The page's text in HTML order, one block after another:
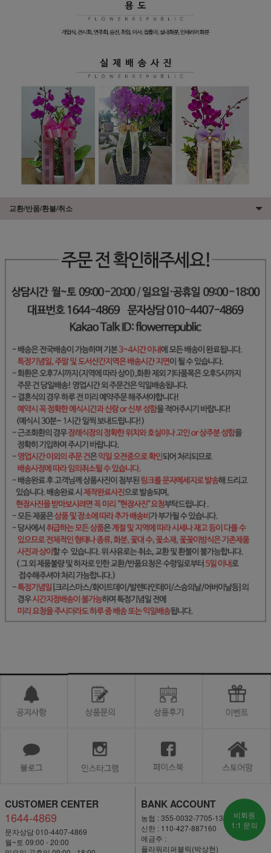
교환/반품/환불/취소
CUSTOMER CENTER
1644-4869
문자상담 010-4407-4869
월~토 09:00 - 20:00
BANK ACCOUNT
농협 : 355-0032-7705-13
신한 : 110-427-887160
예금주 :
플라워리퍼블릭(박상현)
비회원
1:1 문의